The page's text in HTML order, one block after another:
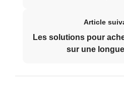
Article
Les solutions pour
sur une